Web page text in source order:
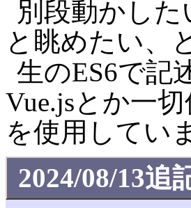
別段動かし
と眺めたい、
生のES6で記
Vue.jsとか一
を使用してい
2024/08/13追